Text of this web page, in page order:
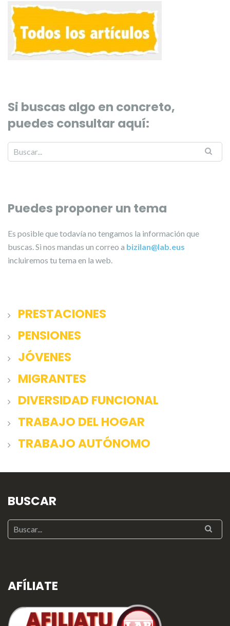
Si buscas algo en concreto,
puedes consultar aquí:
Puedes proponer un tema
Es posible que todavía no tengamos la información que
buscas. Si nos mandas un correo a bizilan@lab.eus
incluiremos tu tema en la web.
PRESTACIONES
PENSIONES
JÓVENES
MIGRANTES
DIVERSIDAD FUNCIONAL
TRABAJO DEL HOGAR
TRABAJO AUTÓNOMO
BUSCAR
AFÍLIATE